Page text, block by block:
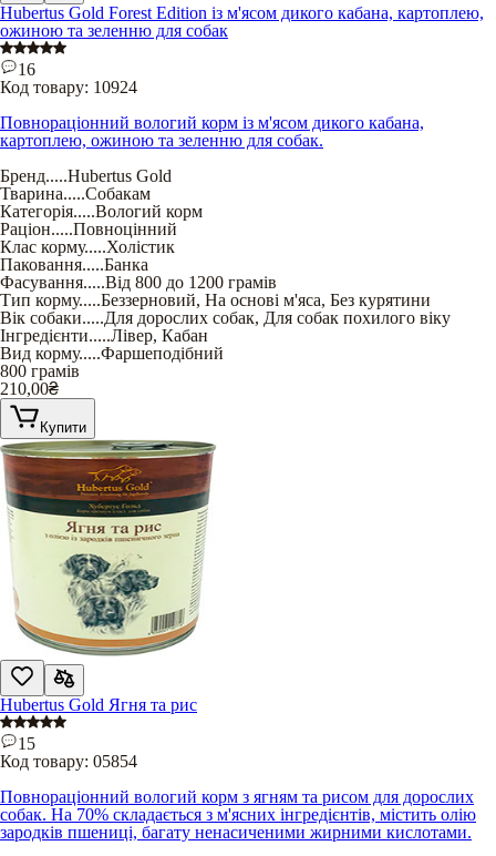
Hubertus Gold Forest Edition із м'ясом дикого кабана, картоплею,
ожиною та зеленню для собак
16
Код товару: 10924
Повнораціонний вологий корм із м'ясом дикого кабана,
картоплею, ожиною та зеленню для собак.
Бренд.....Hubertus Gold
Тварина.....Собакам
Категорія.....Вологий корм
Раціон.....Повноцінний
Клас корму.....Холістик
Паковання.....Банка
Фасування.....Від 800 до 1200 грамів
Тип корму.....Беззерновий, На основі м'яса, Без курятини
Вік собаки.....Для дорослих собак, Для собак похилого віку
Інгредієнти.....Лівер, Кабан
Вид корму.....Фаршеподібний
800 грамів
210,00₴
Купити
Hubertus Gold Ягня та рис
15
Код товару: 05854
Повнораціонний вологий корм з ягням та рисом для дорослих
собак. На 70% складається з м'ясних інгредієнтів, містить олію
зародків пшениці, багату ненасиченими жирними кислотами.